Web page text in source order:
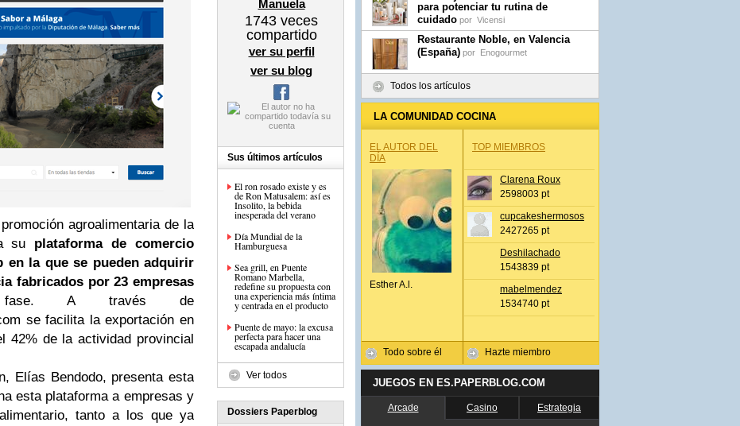
agroalimentaria de la
su plataforma de comercio
en la que se pueden adquirir
fabricados por 23 empresas
A través de
se facilita la exportación en
42% de la actividad provincial
Elías Bendodo, presenta esta
esta plataforma a empresas y
tanto a los que ya
Manuela
1743 veces
compartido
ver su perfil
ver su blog
Sus últimos artículos
El ron rosado existe y es
de Ron Matusalem: así es
Insolito, la bebida
inesperada del verano
Día Mundial de la
Hamburguesa
Sea grill, en Puente
Romano Marbella,
redefine su propuesta con
una experiencia más íntima
y centrada en el producto
Puente de mayo: la excusa
perfecta para hacer una
escapada andalucía
Ver todos
Dossiers Paperblog
para potenciar tu rutina de
cuidado por Vicensi
Restaurante Noble, en Valencia
(España) por Enogourmet
Todos los artículos
LA COMUNIDAD COCINA
EL AUTOR DEL
DÍA
Esther A.l.
Todo sobre él
TOP MIEMBROS
Clarena Roux
2598003 pt
cupcakeshermosos
2427265 pt
Deshilachado
1543839 pt
mabelmendez
1534740 pt
Hazte miembro
JUEGOS EN ES.PAPERBLOG.COM
Arcade Casino Estrategia